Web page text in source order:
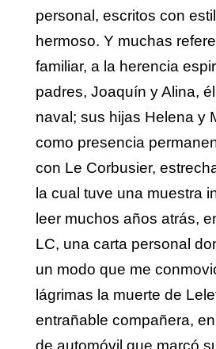
personal, escritos con
hermoso. Y muchas
familiar, a la herencia
padres, Joaquín y Alina,
naval; sus hijas Helena y
como presencia
con Le Corbusier,
la cual tuve una muestra
leer muchos años atrás,
LC, una carta personal
un modo que me
lágrimas la muerte de
entrañable compañera,
de automóvil que marcó